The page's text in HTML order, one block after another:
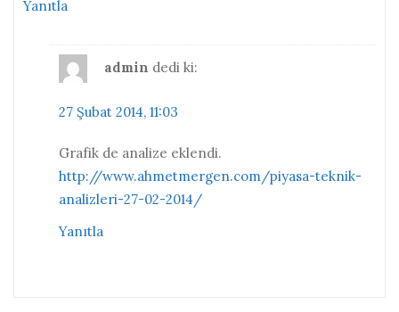
Yanıtla
admin dedi ki:
27 Şubat 2014, 11:03
Grafik de analize eklendi.
http://www.ahmetmergen.com/piyasa-teknik-
analizleri-27-02-2014/
Yanıtla